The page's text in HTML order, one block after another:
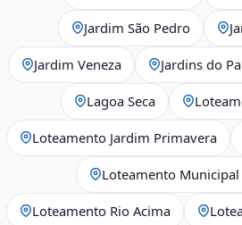
Jardim São Pedro
Jardim Veneza Jardins do
Lagoa Seca
Loteamento Jardim Primavera
Loteamento Municipal
Loteamento Rio Acima